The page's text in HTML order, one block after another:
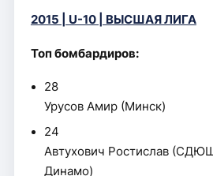
2015 | U-10 | ВЫСШАЯ ЛИГА
Топ бомбардиров:
28
Урусов Амир (Минск)
24
Автухович Ростислав
Динамо)